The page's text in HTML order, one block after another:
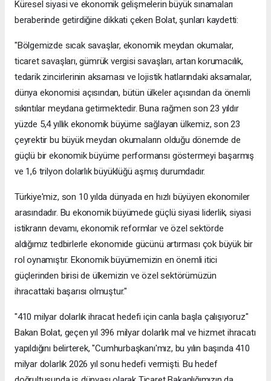
Küresel siyasi ve ekonomik gelişmelerin büyük sınamaları
beraberinde getirdiğine dikkati çeken Bolat, şunları kaydetti:
"Bölgemizde sıcak savaşlar, ekonomik meydan okumalar,
ticaret savaşları, gümrük vergisi savaşları, artan korumacılık,
tedarik zincirlerinin aksaması ve lojistik hatlarındaki aksamalar,
dünya ekonomisi açısından, bütün ülkeler açısından da önemli
sıkıntılar meydana getirmektedir. Buna rağmen son 23 yıldır
yüzde 5,4 yıllık ekonomik büyüme sağlayan ülkemiz, son 23
çeyrektir bu büyük meydan okumaların olduğu dönemde de
güçlü bir ekonomik büyüme performansı göstermeyi başarmış
ve 1,6 trilyon dolarlık büyüklüğü aşmış durumdadır.
Türkiye'miz, son 10 yılda dünyada en hızlı büyüyen ekonomiler
arasındadır. Bu ekonomik büyümede güçlü siyasi liderlik, siyasi
istikrarın devamı, ekonomik reformlar ve özel sektörde
aldığımız tedbirlerle ekonomide gücünü artırması çok büyük bir
rol oynamıştır. Ekonomik büyümemizin en önemli itici
güçlerinden birisi de ülkemizin ve özel sektörümüzün
ihracattaki başarısı olmuştur."
"410 milyar dolarlık ihracat hedefi için canla başla çalışıyoruz"
Bakan Bolat, geçen yıl 396 milyar dolarlık mal ve hizmet ihracatı
yapıldığını belirterek, "Cumhurbaşkanı'mız, bu yılın başında 410
milyar dolarlık 2026 yıl sonu hedefi vermişti. Bu hedef